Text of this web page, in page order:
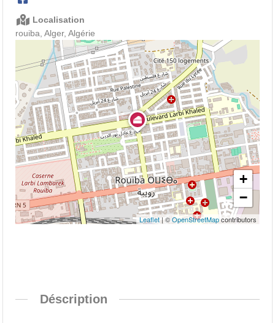
Localisation
rouiba, Alger, Algérie
+
−
Leaflet| ©OpenStreetMapcontributors
Déscription